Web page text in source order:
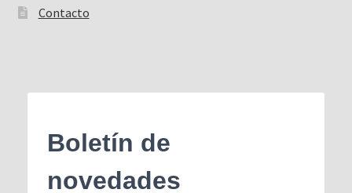
Contacto
Boletín de
novedades